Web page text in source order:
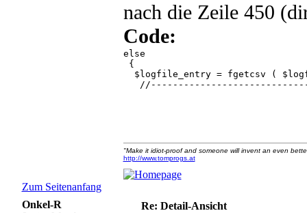
nach die Zeile 450
Code:
else
{
$logfile_entry = fgetcsv (
Zum Seitenanfang
"Make it idiot-proof and someone will invent an even
http://www.tomprogs.at
Onkel-R
Re: Detail-Ansicht